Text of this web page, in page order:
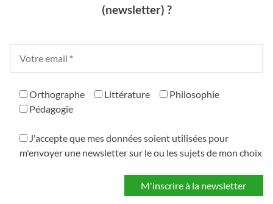
(newsletter) ?
Votre email *
Orthographe Littérature
Philosophie
Pédagogie
J'accepte que mes données soient utilisées pour
m'envoyer une newsletter sur le ou les sujets de mon choix